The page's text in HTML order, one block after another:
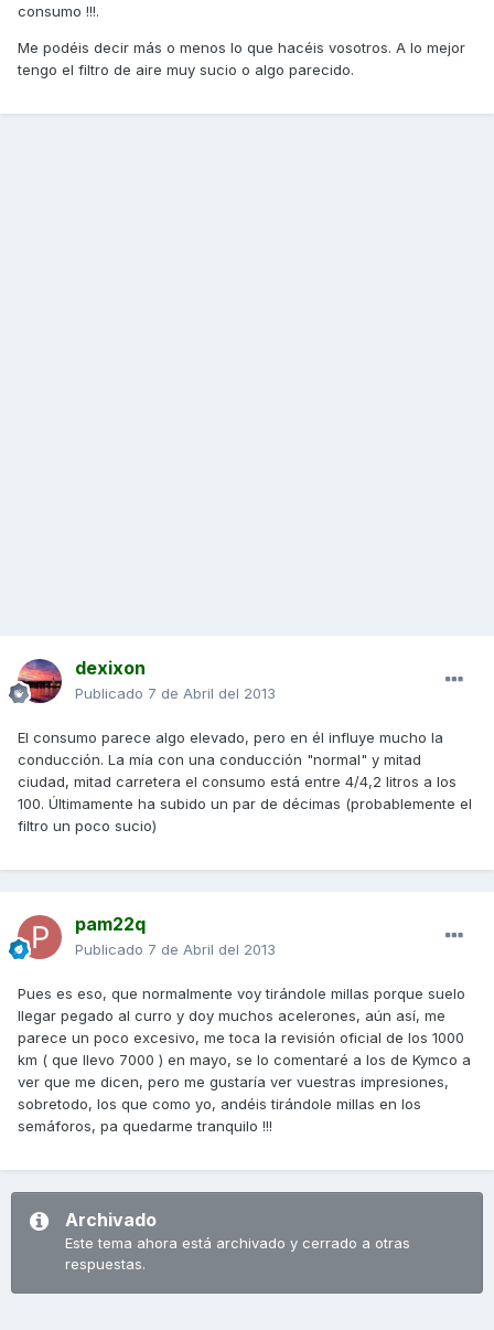
consumo !!!.
Me podéis decir más o menos lo que hacéis vosotros. A lo mejor
tengo el filtro de aire muy sucio o algo parecido.
dexixon
Publicado 7 de Abril del 2013
El consumo parece algo elevado, pero en él influye mucho la
conducción. La mía con una conducción "normal" y mitad
ciudad, mitad carretera el consumo está entre 4/4,2 litros a los
100. Últimamente ha subido un par de décimas (probablemente el
filtro un poco sucio)
pam22q
Publicado 7 de Abril del 2013
Pues es eso, que normalmente voy tirándole millas porque suelo
llegar pegado al curro y doy muchos acelerones, aún así, me
parece un poco excesivo, me toca la revisión oficial de los 1000
km ( que llevo 7000 ) en mayo, se lo comentaré a los de Kymco a
ver que me dicen, pero me gustaría ver vuestras impresiones,
sobretodo, los que como yo, andéis tirándole millas en los
semáforos, pa quedarme tranquilo !!!
Archivado
Este tema ahora está archivado y cerrado a otras
respuestas.